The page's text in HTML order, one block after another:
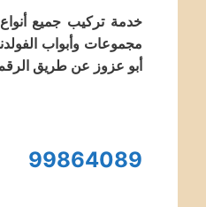
خدمة تركيب جميع
مجموعات وأبواب
أبو عزوز عن طريق الرقم
99864089